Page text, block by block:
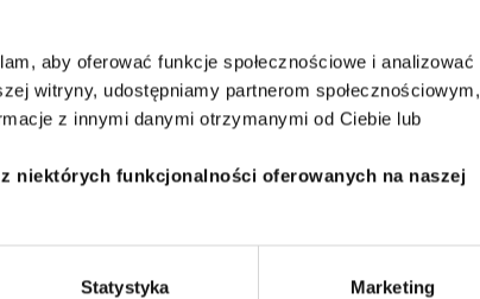
aby oferować funkcje społecznościowe i analizować
witryny, udostępniamy partnerom społecznościowym,
z innymi danymi otrzymanymi od Ciebie lub
niektórych funkcjonalności oferowanych na naszej
Statystyka Marketing